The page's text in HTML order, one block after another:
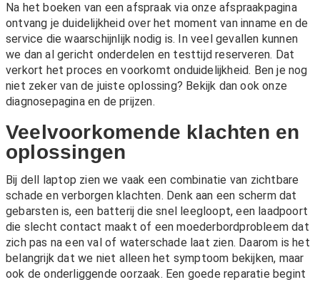
Na het boeken van een afspraak via onze afspraakpagina
ontvang je duidelijkheid over het moment van inname en de
service die waarschijnlijk nodig is. In veel gevallen kunnen
we dan al gericht onderdelen en testtijd reserveren. Dat
verkort het proces en voorkomt onduidelijkheid. Ben je nog
niet zeker van de juiste oplossing? Bekijk dan ook onze
diagnosepaginaen deprijzen.
Veelvoorkomende klachten en
oplossingen
Bij dell laptop zien we vaak een combinatie van zichtbare
schade en verborgen klachten. Denk aan een scherm dat
gebarsten is, een batterij die snel leegloopt, een laadpoort
die slecht contact maakt of een moederbordprobleem dat
zich pas na een val of waterschade laat zien. Daarom is het
belangrijk dat we niet alleen het symptoom bekijken, maar
ook de onderliggende oorzaak. Een goede reparatie begint